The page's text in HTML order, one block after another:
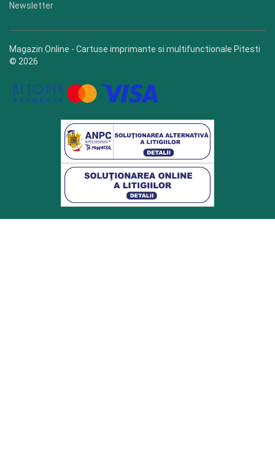
Newsletter
Magazin Online - Cartuse imprimante si multifunctionale Pitesti
© 2026